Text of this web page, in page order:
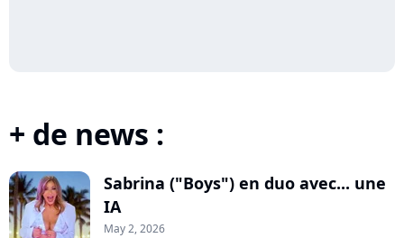
+ de news :
Sabrina ("Boys") en duo avec... une
IA
May 2, 2026